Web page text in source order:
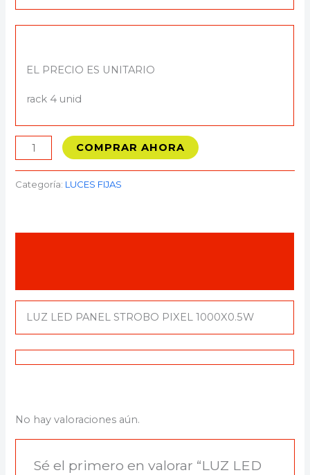
EL PRECIO ES UNITARIO
rack 4 unid
COMPRAR AHORA
Categoría: LUCES FIJAS
LUZ LED PANEL STROBO PIXEL 1000X0.5W
No hay valoraciones aún.
Sé el primero en valorar “LUZ LED